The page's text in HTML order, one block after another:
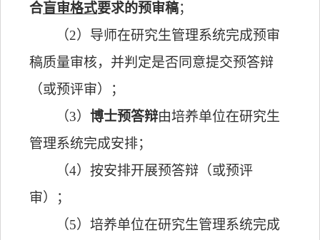
合盲审格式要求的预审稿；
（2）导师在研究生管理系统完成预审
稿质量审核，并判定是否同意提交预答辩
（或预评审）；
（3） 博士预答辩由培养单位在研究生
管理系统完成安排；
（4）按安排开展预答辩（或预评
审）；
（5）培养单位在研究生管理系统完成